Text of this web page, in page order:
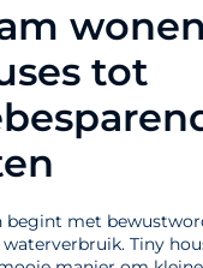
tot
begint met
Tiny